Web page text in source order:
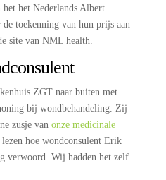
het het Nederlands Albert
toekenning van hun prijs aan
site van NML health.
ZGT naar buiten met
bij wondbehandeling. Zij
zusje van onze medicinale
hoe wondconsulent Erik
verwoord. Wij hadden het zelf